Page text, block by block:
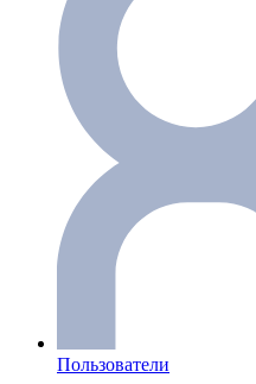
Пользователи